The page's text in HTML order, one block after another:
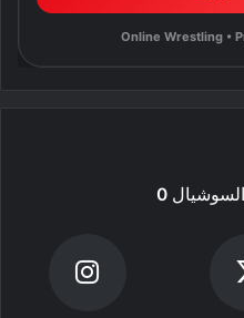
Online Wrestling •
السوشيال0